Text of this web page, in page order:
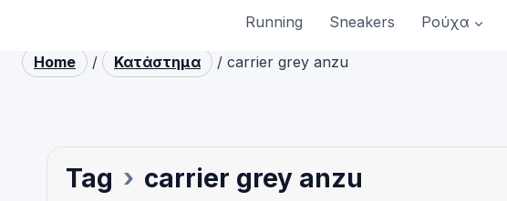
Running Sneakers Ρούχα
Home / Κατάστημα / carrier grey anzu
Tag › carrier grey anzu